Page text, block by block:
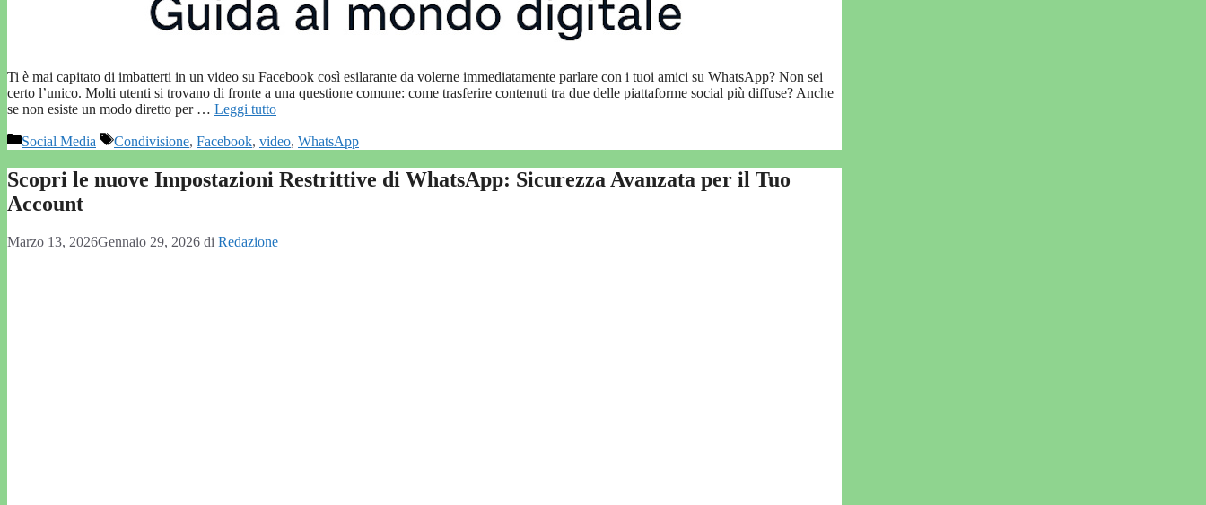
Ti è mai capitato di imbatterti in un video su Facebook così esilarante da volerne immediatamente parlare con i tuoi amici su WhatsApp? Non sei
certo l’unico. Molti utenti si trovano di fronte a una questione comune: come trasferire contenuti tra due delle piattaforme social più diffuse? Anche
se non esiste un modo diretto per … Leggi tutto
Categorie
Social Media Tag
Condivisione, Facebook, video, WhatsApp
Scopri le nuove Impostazioni Restrittive di WhatsApp: Sicurezza Avanzata per il Tuo
Account
Marzo 13, 2026Gennaio 29, 2026 di Redazione